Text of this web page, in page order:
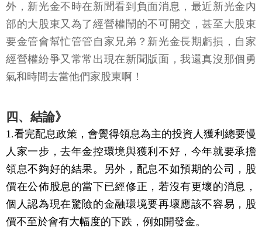
外，新光金不時在新聞看到負面消息，最近新光金內
部的大股東又為了經營權鬧的不可開交，甚至大股東
要金管會幫忙管管自家兄弟？新光金長期虧損，自家
經營權紛爭又常常出現在新聞版面，我還真沒那個勇
氣和時間去當他們家股東啊！
四、結論》
1.看完配息政策，會覺得領息為主的投資人獲利總要慢
人家一步，去年金控環境與獲利不好，今年就要承擔
領息不夠好的結果。另外，配息不如預期的公司，股
價在公佈股息的當下已經修正，若沒有更壞的消息，
個人認為現在驚險的金融環境要再壞應該不容易，股
價不至於會有大幅度的下跌，例如開發金。